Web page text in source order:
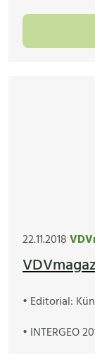
22.11.2018
• Editorial:
• INTERGEO